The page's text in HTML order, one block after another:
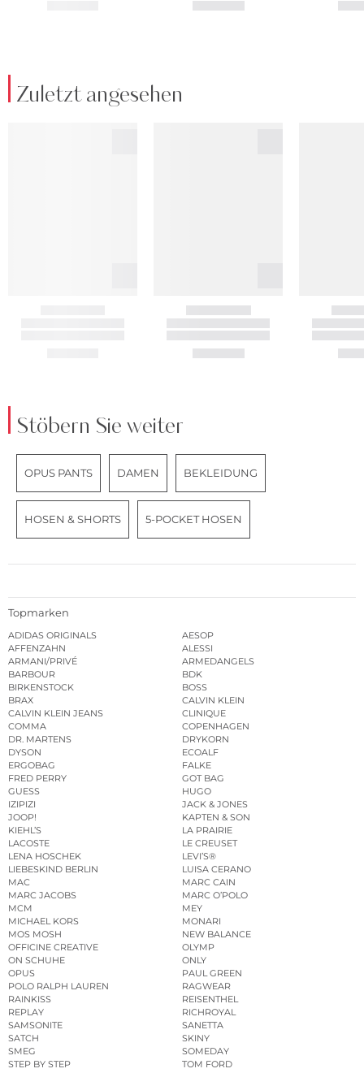
Zuletzt angesehen
Stöbern Sie weiter
OPUS PANTS DAMEN BEKLEIDUNG
HOSEN & SHORTS 5-POCKET HOSEN
Topmarken
ADIDAS ORIGINALS
AESOP
AFFENZAHN
ALESSI
ARMANI/PRIVÉ
ARMEDANGELS
BARBOUR
BDK
BIRKENSTOCK
BOSS
BRAX
CALVIN KLEIN
CALVIN KLEIN JEANS
CLINIQUE
COMMA
COPENHAGEN
DR. MARTENS
DRYKORN
DYSON
ECOALF
ERGOBAG
FALKE
FRED PERRY
GOT BAG
GUESS
HUGO
IZIPIZI
JACK & JONES
JOOP!
KAPTEN & SON
KIEHL’S
LA PRAIRIE
LACOSTE
LE CREUSET
LENA HOSCHEK
LEVI’S®
LIEBESKIND BERLIN
LUISA CERANO
MAC
MARC CAIN
MARC JACOBS
MARC O’POLO
MCM
MEY
MICHAEL KORS
MONARI
MOS MOSH
NEW BALANCE
OFFICINE CREATIVE
OLYMP
ON SCHUHE
ONLY
OPUS
PAUL GREEN
POLO RALPH LAUREN
RAGWEAR
RAINKISS
REISENTHEL
REPLAY
RICHROYAL
SAMSONITE
SANETTA
SATCH
SKINY
SMEG
SOMEDAY
STEP BY STEP
TOM FORD